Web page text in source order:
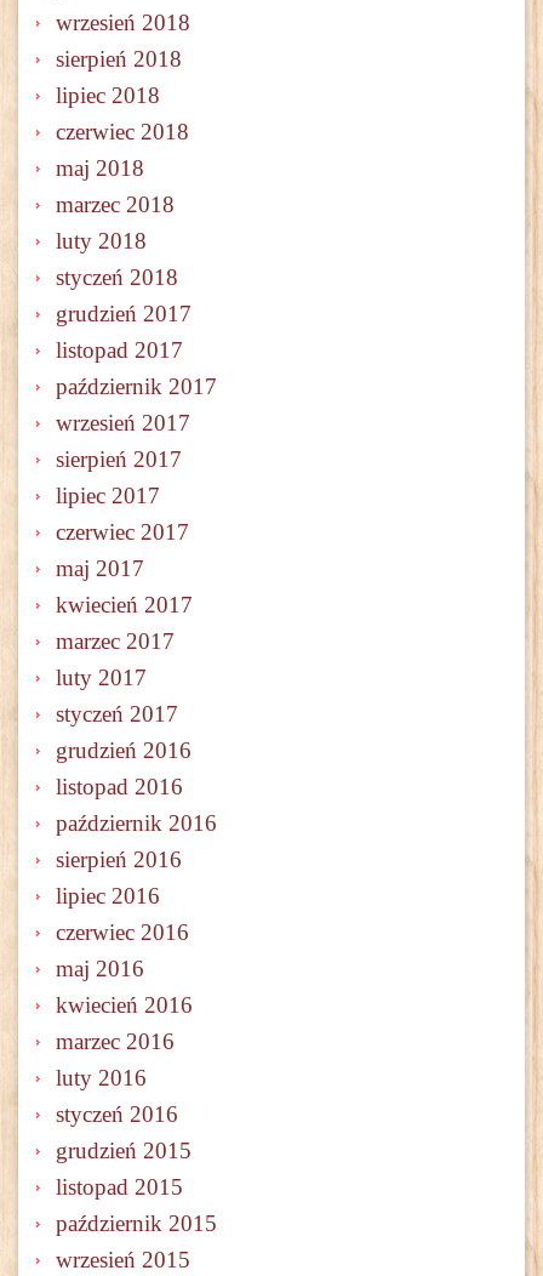
wrzesień 2018
sierpień 2018
lipiec 2018
czerwiec 2018
maj 2018
marzec 2018
luty 2018
styczeń 2018
grudzień 2017
listopad 2017
październik 2017
wrzesień 2017
sierpień 2017
lipiec 2017
czerwiec 2017
maj 2017
kwiecień 2017
marzec 2017
luty 2017
styczeń 2017
grudzień 2016
listopad 2016
październik 2016
sierpień 2016
lipiec 2016
czerwiec 2016
maj 2016
kwiecień 2016
marzec 2016
luty 2016
styczeń 2016
grudzień 2015
listopad 2015
październik 2015
wrzesień 2015